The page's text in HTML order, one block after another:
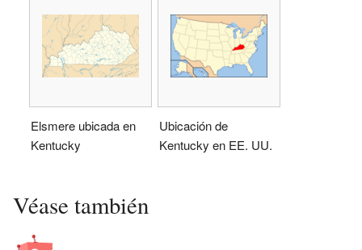
Elsmere ubicada en
Kentucky
Ubicación de
Kentucky en EE. UU.
Véase también